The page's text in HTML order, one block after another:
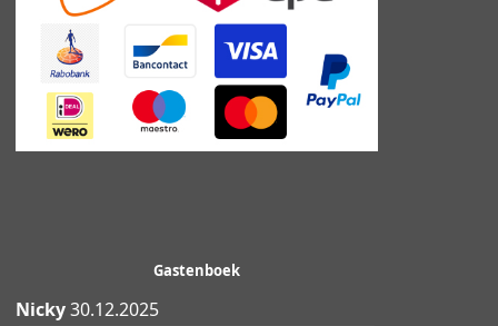
Gastenboek
Nicky30.12.2025